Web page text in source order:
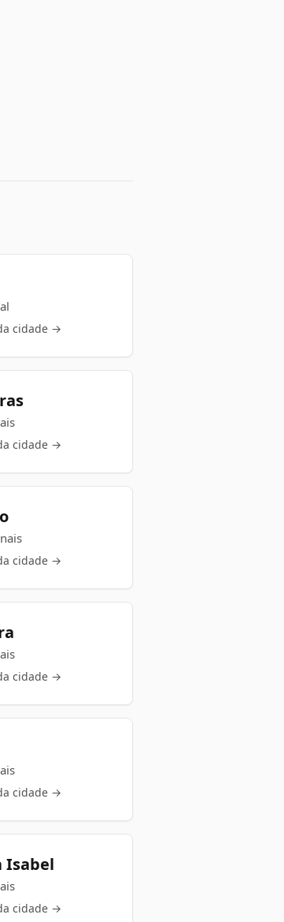
cidade →
cidade →
cidade →
cidade →
cidade →
Isabel
cidade →